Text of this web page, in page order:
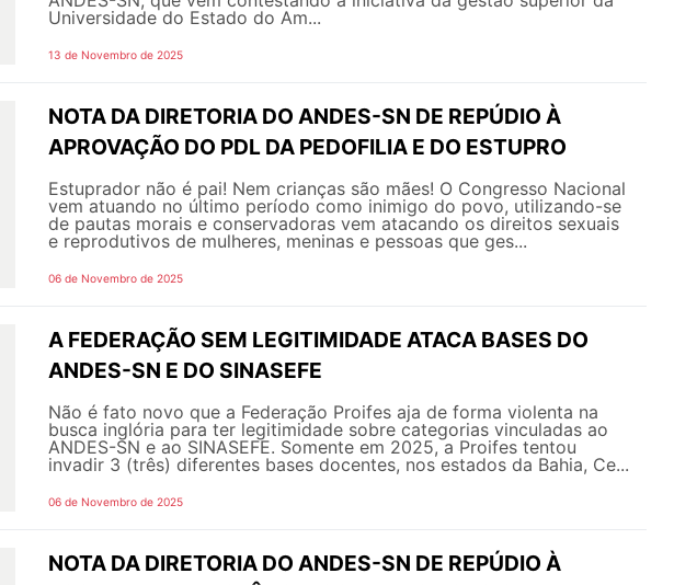
Universidade do Estado do Am...
13 de Novembro de 2025
NOTA DA DIRETORIA DO ANDES-SN DE REPÚDIO À
APROVAÇÃO DO PDL DA PEDOFILIA E DO ESTUPRO
Estuprador não é pai! Nem crianças são mães! O Congresso Nacional
vem atuando no último período como inimigo do povo, utilizando-se
de pautas morais e conservadoras vem atacando os direitos sexuais
e reprodutivos de mulheres, meninas e pessoas que ges...
06 de Novembro de 2025
A FEDERAÇÃO SEM LEGITIMIDADE ATACA BASES DO
ANDES-SN E DO SINASEFE
Não é fato novo que a Federação Proifes aja de forma violenta na
busca inglória para ter legitimidade sobre categorias vinculadas ao
ANDES-SN e ao SINASEFE. Somente em 2025, a Proifes tentou
invadir 3 (três) diferentes bases docentes, nos estados da Bahia, Ce...
06 de Novembro de 2025
NOTA DA DIRETORIA DO ANDES-SN DE REPÚDIO À